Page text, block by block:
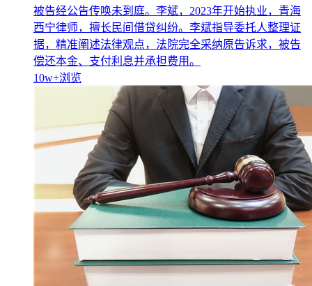
被告经公告传唤未到庭。李斌，2023年开始执业，青海
西宁律师，擅长民间借贷纠纷。李斌指导委托人整理证
据，精准阐述法律观点，法院完全采纳原告诉求，被告
偿还本金、支付利息并承担费用。
10w+浏览